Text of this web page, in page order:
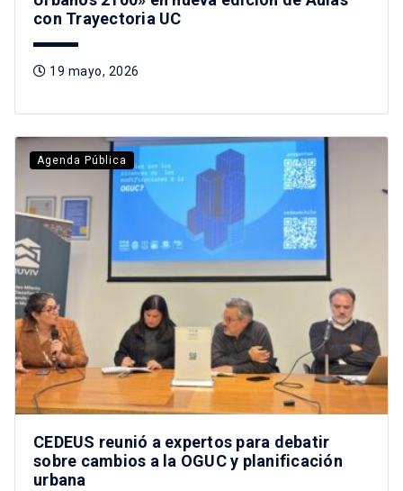
con Trayectoria UC
19 mayo, 2026
Agenda Pública
CEDEUS reunió a expertos para debatir
sobre cambios a la OGUC y planificación
urbana